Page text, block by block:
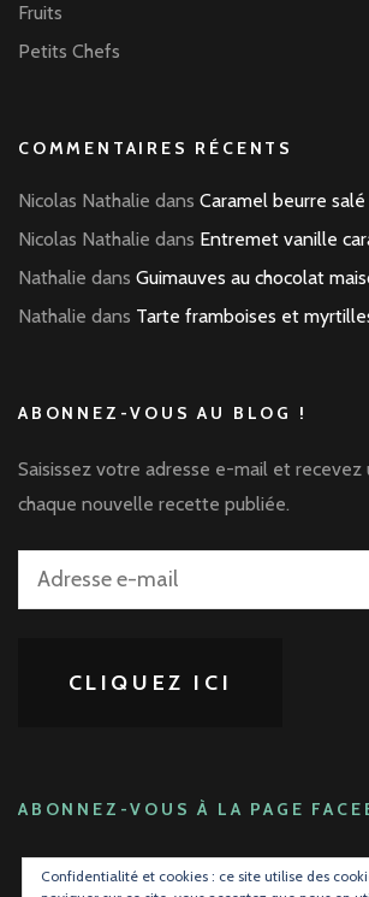
Fruits
Petits Chefs
COMMENTAIRES RÉCENTS
Nicolas Nathalie dans Caramel beurre
Nicolas Nathalie dans Entremet vanille
Nathalie dans Guimauves au chocolat
Nathalie dans Tarte framboises et
ABONNEZ-VOUS AU BLOG !
Saisissez votre adresse e-mail et
chaque nouvelle recette publiée.
Adresse
CLIQUEZ ICI
ABONNEZ-VOUS À LA PAGE
Confidentialité et cookies : ce site utilise des